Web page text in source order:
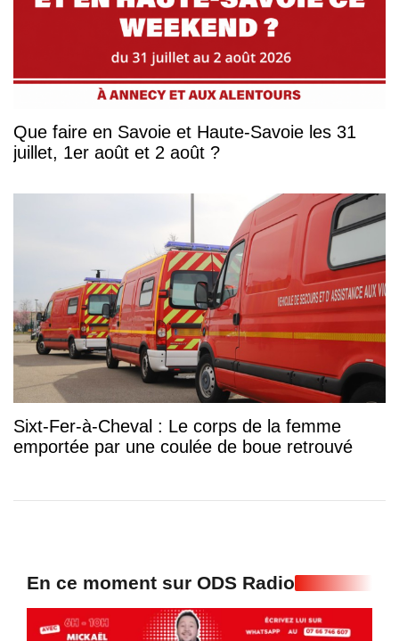
Que faire en Savoie et Haute-Savoie les 31
juillet, 1er août et 2 août ?
Sixt-Fer-à-Cheval : Le corps de la femme
emportée par une coulée de boue retrouvé
En ce moment sur ODS Radio